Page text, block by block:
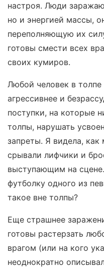
настроя. Люди
но и энергией массы,
переполняющую их
готовы смести всех
своих кумиров.
Любой человек в толпе
агрессивнее и
поступки, на которые
толпы, нарушать
запреты. Я видела,
срывали лифчики и
выступающим на
футболку одного из
такое вне толпы?
Еще страшнее
готовы растерзать
врагом (или на кого
неоднократно